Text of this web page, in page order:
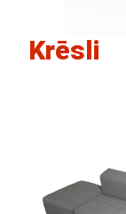
Krēsli